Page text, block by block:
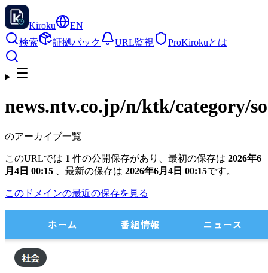
Kiroku
EN
検索
証拠パック URL監視 ProKirokuとは
news.ntv.co.jp/n/ktk/category/
のアーカイブ一覧
このURLでは 1 件の公開保存があり、最初の保存は 2026年6
月4日 00:15
、最新の保存は 2026年6月4日 00:15です。
このドメインの最近の保存を見る